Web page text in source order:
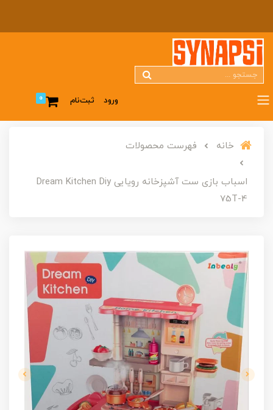
ورود ثبت‌نام 0
خانه فهرست محصولات
اسباب بازی ست آشپزخانه رویایی Dream Kitchen Diy
75T-4